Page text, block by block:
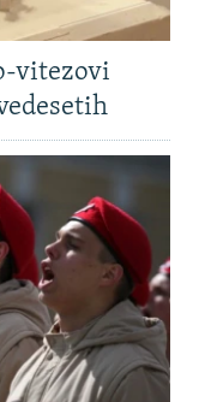
vitezovi